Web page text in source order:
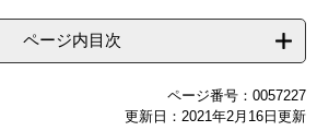
ページ内目次
ページ番号：0057227
更新日：2021年2月16日更新